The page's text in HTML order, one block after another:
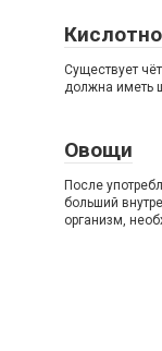
Существует
должна иметь
Овощи
После
больший
организм,